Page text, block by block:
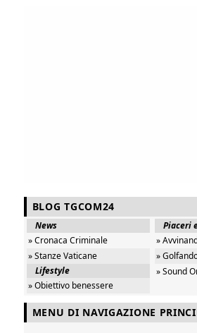
BLOG TGCOM24
News
» Cronaca Criminale
» Stanze Vaticane
Lifestyle
» Obiettivo benessere
Piaceri
»
»
» Sound
MENU DI NAVIGAZIONE